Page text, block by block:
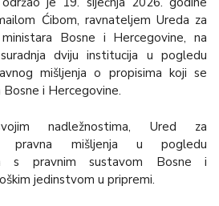
Ćibom, ravnateljem Ureda za
Bosne i Hercegovine, na
dviju institucija u pogledu
mišljenja o propisima koji se
Bosne i Hercegovine.
nadležnostima, Ured za
pravna mišljenja u pogledu
s pravnim sustavom Bosne i
jedinstvom u pripremi.